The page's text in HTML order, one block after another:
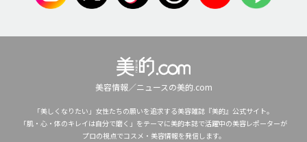
美容情報／ニュースの美的.com
「美しくなりたい」女性たちの願いを追求する美容雑誌『美的』公式サイト。
「肌・心・体のキレイは自分で磨く」をテーマに美的本誌で活躍中の美容レポーターが
プロの視点でコスメ・美容情報を発信します。